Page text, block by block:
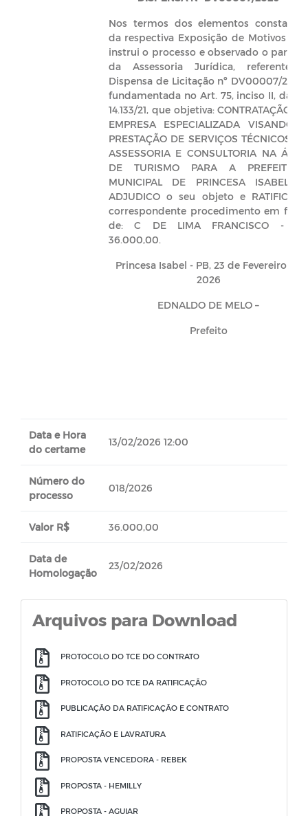
Nos termos dos elementos constantes
da respectiva Exposição de Motivos que
instrui o processo e observado o parecer
da Assessoria Jurídica, referente a
Dispensa de Licitação nº DV00007/2026,
fundamentada no Art. 75, inciso II, da Lei
14.133/21, que objetiva: CONTRATAÇÃO DE
EMPRESA ESPECIALIZADA VISANDO A
PRESTAÇÃO DE SERVIÇOS TÉCNICOS DE
ASSESSORIA E CONSULTORIA NA ÁREA
DE TURISMO PARA A PREFEITURA
MUNICIPAL DE PRINCESA ISABEL–PB;
ADJUDICO o seu objeto e RATIFICO o
correspondente procedimento em favor
de: C DE LIMA FRANCISCO - R$
36.000,00.
Princesa Isabel - PB, 23 de Fevereiro de
2026
EDNALDO DE MELO –
Prefeito
Data e Hora
do certame
13/02/2026 12:00
Número do
processo
018/2026
Valor R$ 36.000,00
Data de
Homologação
23/02/2026
Arquivos para Download
PROTOCOLO DO TCE DO CONTRATO
PROTOCOLO DO TCE DA RATIFICAÇÃO
PUBLICAÇÃO DA RATIFICAÇÃO E CONTRATO
RATIFICAÇÃO E LAVRATURA
PROPOSTA VENCEDORA - REBEK
PROPOSTA - HEMILLY
PROPOSTA - AGUIAR